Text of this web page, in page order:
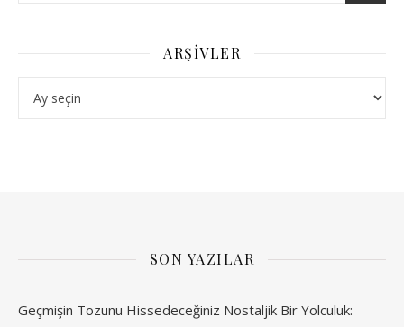
ARŞIVLER
SON YAZILAR
Geçmişin Tozunu Hissedeceğiniz Nostaljik Bir Yolculuk: